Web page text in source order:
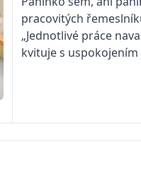
pracovitých
„Jednotlivé práce
kvituje s